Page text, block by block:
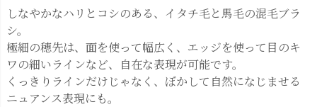
しなやかなハリとコシのある、イタチ毛と馬毛の混毛ブラ
シ。
極細の穂先は、面を使って幅広く、エッジを使って目のキ
ワの細いラインなど、自在な表現が可能です。
くっきりラインだけじゃなく、ぼかして自然になじませる
ニュアンス表現にも。